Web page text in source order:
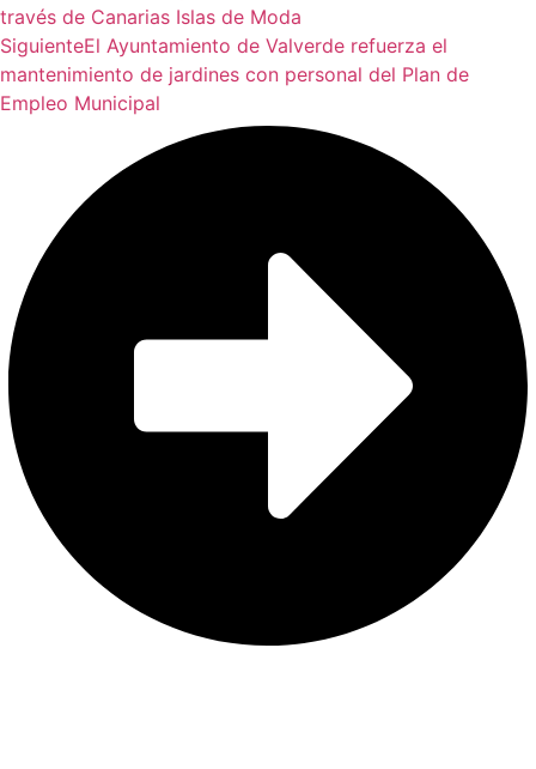
través de Canarias Islas de Moda
SiguienteEl Ayuntamiento de Valverde refuerza el
mantenimiento de jardines con personal del Plan de
Empleo Municipal